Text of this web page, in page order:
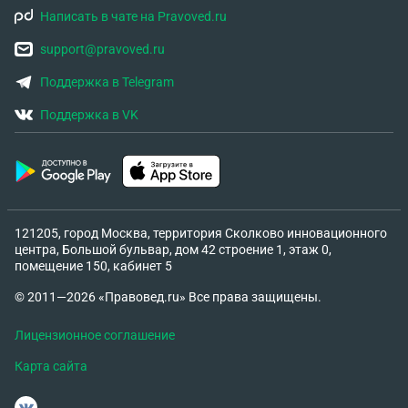
Написать в чате на Pravoved.ru
support@pravoved.ru
Поддержка в Telegram
Поддержка в VK
121205, город Москва, территория Сколково инновационного
центра, Большой бульвар, дом 42 строение 1, этаж 0,
помещение 150, кабинет 5
© 2011—2026 «Правовед.ru» Все права защищены.
Лицензионное соглашение
Карта сайта